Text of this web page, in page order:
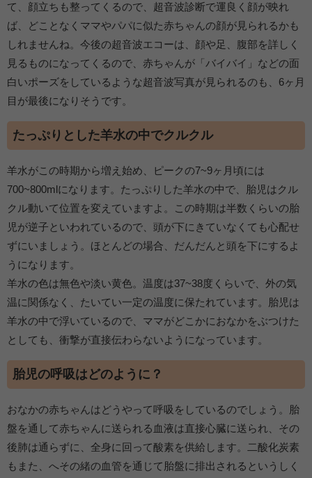
て、顔立ちも整ってくるので、超音波診断で運良く顔が映れ
ば、どことなくママやパパに似た赤ちゃんの顔が見られるかも
しれませんね。今後の超音波エコーは、顔や足、腹部を詳しく
見るものになってくるので、赤ちゃんが「バイバイ」などの面
白いポーズをしているような超音波写真が見られるのも、6ヶ月
目が最後になりそうです。
たっぷりとした羊水の中でクルクル
羊水がこの時期から増え始め、ピークの7~9ヶ月頃には
700~800mlになります。たっぷりした羊水の中で、胎児はクル
クル動いて位置を変えていますよ。この時期は半数くらいの胎
児が逆子といわれているので、頭が下にきていなくても心配せ
ずにいましょう。ほとんどの場合、だんだんと頭を下にするよ
うになります。
羊水の色は無色や淡い黄色。温度は37~38度くらいで、外の気
温に関係なく、たいてい一定の温度に保たれています。胎児は
羊水の中で浮いているので、ママがどこかにおなかをぶつけた
としても、衝撃が直接伝わらないようになっています。
胎児の呼吸はどのように？
おなかの赤ちゃんはどうやって呼吸をしているのでしょう。胎
盤を通して赤ちゃんに送られる血液は直接心臓に送られ、その
後肺は通らずに、全身に回って酸素を供給します。二酸化炭素
もまた、へその緒の血管を通じて胎盤に排出されるというしく